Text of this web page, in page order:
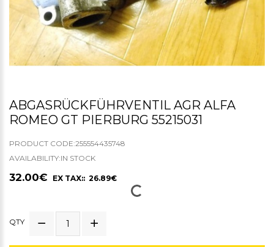
ABGASRÜCKFÜHRVENTIL AGR ALFA
ROMEO GT PIERBURG 55215031
PRODUCT CODE:255554435748
AVAILABILITY:IN STOCK
32.00€ EX TAX:: 26.89€
QTY